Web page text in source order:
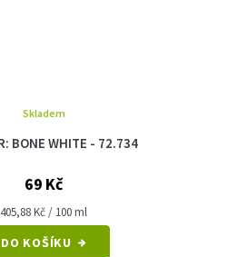
BONE WHITE - 72.734
Skladem
69 Kč
Měrná
cena:
405,88 Kč / 100 ml
DO KOŠÍKU